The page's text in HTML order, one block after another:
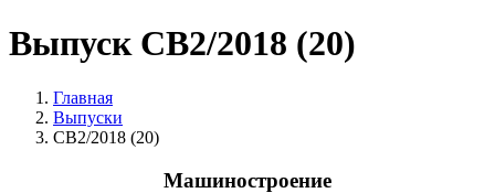
Выпуск СВ2/2018 (20)
Главная
Выпуски
СВ2/2018 (20)
Машиностроение